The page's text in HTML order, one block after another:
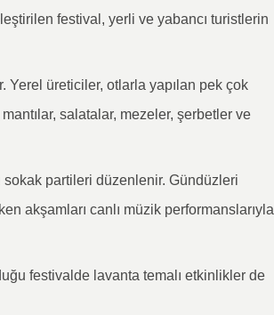
festival, yerli ve yabancı turistlerin
Yerel üreticiler, otlarla yapılan pek çok
salatalar, mezeler, şerbetler ve
sokak partileri düzenlenir. Gündüzleri
akşamları canlı müzik performanslarıyla
festivalde lavanta temalı etkinlikler de